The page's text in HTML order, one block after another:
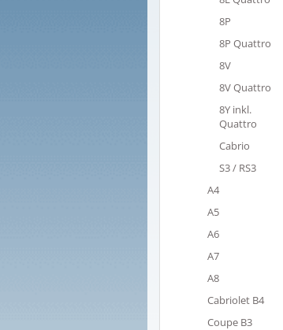
8P
8P Quattro
8V
8V Quattro
8Y inkl.
Quattro
Cabrio
S3 / RS3
A4
A5
A6
A7
A8
Cabriolet B4
Coupe B3